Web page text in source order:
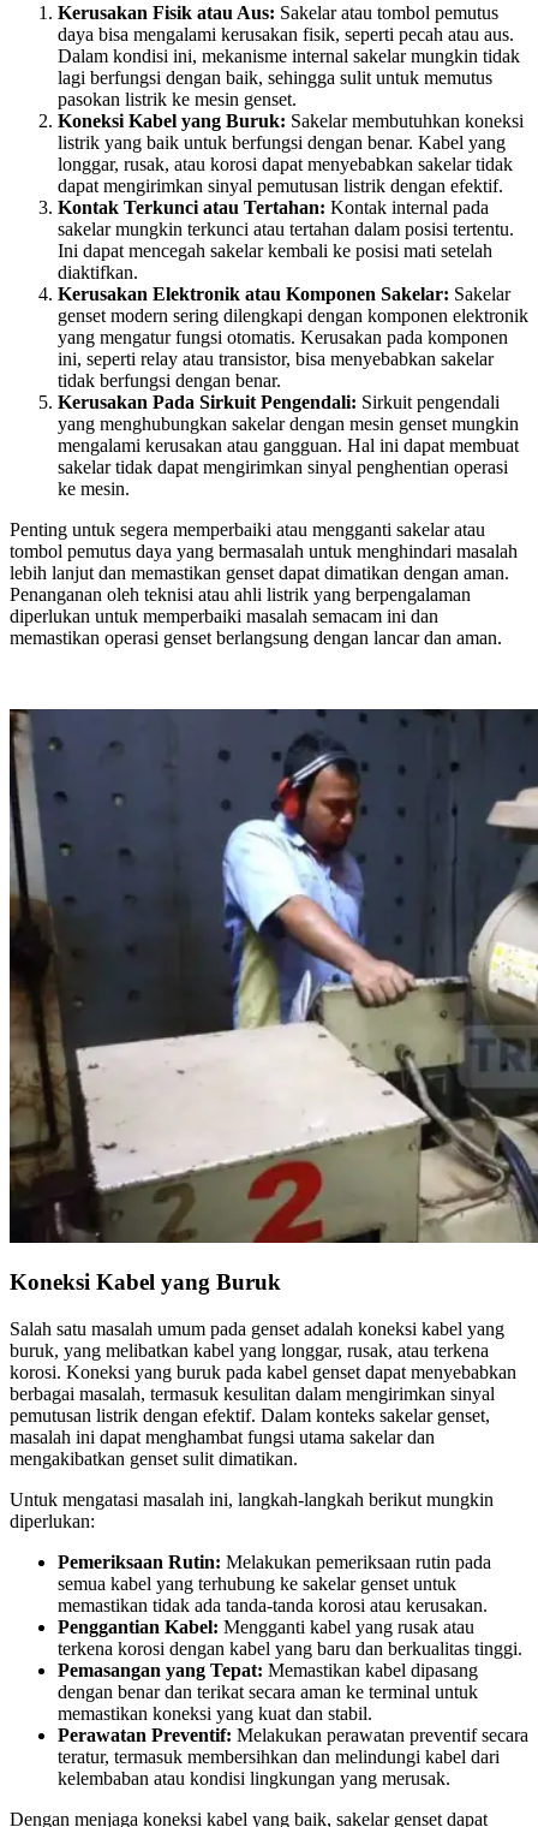
Kerusakan Fisik atau Aus: Sakelar atau tombol pemutus
daya bisa mengalami kerusakan fisik, seperti pecah atau aus.
Dalam kondisi ini, mekanisme internal sakelar mungkin tidak
lagi berfungsi dengan baik, sehingga sulit untuk memutus
pasokan listrik ke mesin genset.
Koneksi Kabel yang Buruk: Sakelar membutuhkan koneksi
listrik yang baik untuk berfungsi dengan benar. Kabel yang
longgar, rusak, atau korosi dapat menyebabkan sakelar tidak
dapat mengirimkan sinyal pemutusan listrik dengan efektif.
Kontak Terkunci atau Tertahan: Kontak internal pada
sakelar mungkin terkunci atau tertahan dalam posisi tertentu.
Ini dapat mencegah sakelar kembali ke posisi mati setelah
diaktifkan.
Kerusakan Elektronik atau Komponen Sakelar: Sakelar
genset modern sering dilengkapi dengan komponen elektronik
yang mengatur fungsi otomatis. Kerusakan pada komponen
ini, seperti relay atau transistor, bisa menyebabkan sakelar
tidak berfungsi dengan benar.
Kerusakan Pada Sirkuit Pengendali: Sirkuit pengendali
yang menghubungkan sakelar dengan mesin genset mungkin
mengalami kerusakan atau gangguan. Hal ini dapat membuat
sakelar tidak dapat mengirimkan sinyal penghentian operasi
ke mesin.
Penting untuk segera memperbaiki atau mengganti sakelar atau
tombol pemutus daya yang bermasalah untuk menghindari masalah
lebih lanjut dan memastikan genset dapat dimatikan dengan aman.
Penanganan oleh teknisi atau ahli listrik yang berpengalaman
diperlukan untuk memperbaiki masalah semacam ini dan
memastikan operasi genset berlangsung dengan lancar dan aman.
Koneksi Kabel yang Buruk
Salah satu masalah umum pada genset adalah koneksi kabel yang
buruk, yang melibatkan kabel yang longgar, rusak, atau terkena
korosi. Koneksi yang buruk pada kabel genset dapat menyebabkan
berbagai masalah, termasuk kesulitan dalam mengirimkan sinyal
pemutusan listrik dengan efektif. Dalam konteks sakelar genset,
masalah ini dapat menghambat fungsi utama sakelar dan
mengakibatkan genset sulit dimatikan.
Untuk mengatasi masalah ini, langkah-langkah berikut mungkin
diperlukan:
Pemeriksaan Rutin: Melakukan pemeriksaan rutin pada
semua kabel yang terhubung ke sakelar genset untuk
memastikan tidak ada tanda-tanda korosi atau kerusakan.
Penggantian Kabel: Mengganti kabel yang rusak atau
terkena korosi dengan kabel yang baru dan berkualitas tinggi.
Pemasangan yang Tepat: Memastikan kabel dipasang
dengan benar dan terikat secara aman ke terminal untuk
memastikan koneksi yang kuat dan stabil.
Perawatan Preventif: Melakukan perawatan preventif secara
teratur, termasuk membersihkan dan melindungi kabel dari
kelembaban atau kondisi lingkungan yang merusak.
Dengan menjaga koneksi kabel yang baik, sakelar genset dapat